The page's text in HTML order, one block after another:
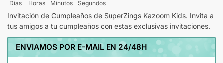
Dias Horas Minutos Segundos
Invitación de Cumpleaños de SuperZings Kazoom Kids. Invita a
tus amigos a tu cumpleaños con estas exclusivas invitaciones.
ENVIAMOS POR E-MAIL EN 24/48H